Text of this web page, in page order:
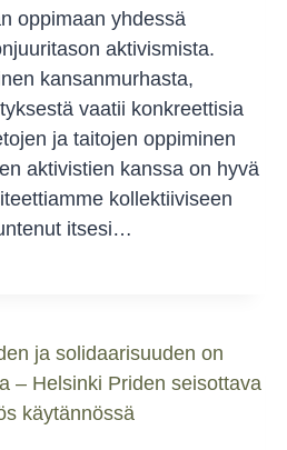
oppimaan yhdessä
aktivismista.
kansanmurhasta,
vaatii konkreettisia
ja taitojen oppiminen
aktivistien kanssa on hyvä
kollektiiviseen
itsesi…